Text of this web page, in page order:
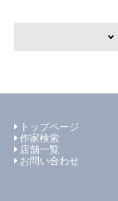
トップページ
作家検索
店舗一覧
お問い合わせ